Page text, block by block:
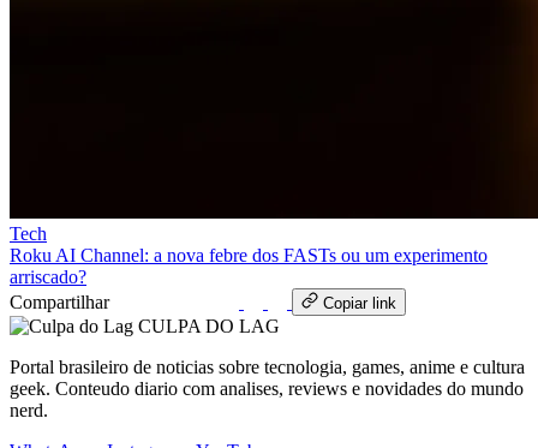
Tech
Roku AI Channel: a nova febre dos FASTs ou um experimento
arriscado?
Compartilhar
Copiar link
CULPA DO LAG
Portal brasileiro de noticias sobre tecnologia, games, anime e cultura
geek. Conteudo diario com analises, reviews e novidades do mundo
nerd.